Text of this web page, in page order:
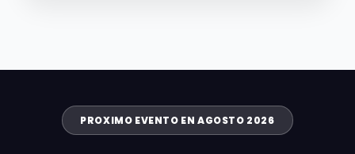
PROXIMO EVENTO EN AGOSTO 2026